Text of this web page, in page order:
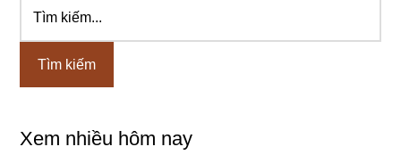
Sidebar
chính
kiếm...
Xem nhiều hôm nay